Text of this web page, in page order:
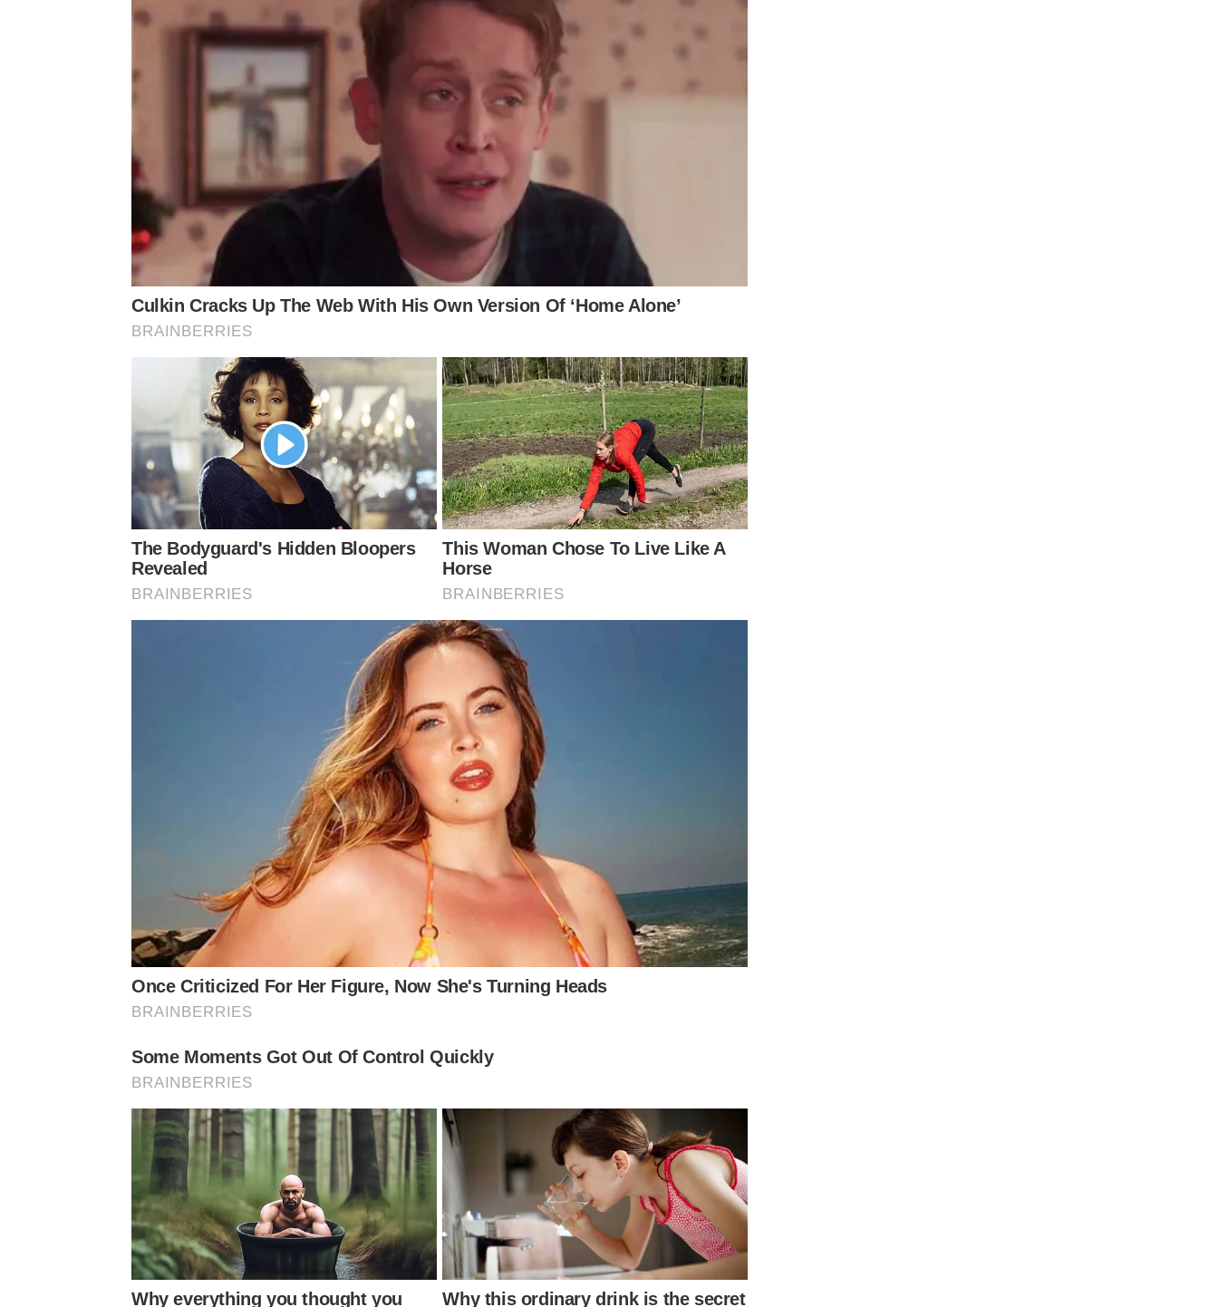
รักษาความสงบเรียบร้อย.
ข่าวที่น่าสนใจ
แม่คิ้ม อึงเลย!! ย้อนคลิปหมอบีไม่ออกรายการ ทายแม่นเกิน
ทรู คอร์ปอเรชั่น โดย ทรูปลูกปัญญา ผนึกมูลนิธิออทิสติกไทยและภาคีเครือข่าย เปิด “ศูนย์เรียนรู้ดิจิทัลระยอง” แห่ง
แรกนอกกรุงเทพฯ สร้างโอกาสใหม่เพิ่มทักษะให้เด็กพิเศษก้าวทันโลกอนาคตอย่างยั่งยืน
by TVPOOL ONLINE
Culkin Cracks Up The Web With His Own Version Of ‘Home Alone’
BRAINBERRIES
The Bodyguard's Hidden Bloopers
Revealed
BRAINBERRIES
This Woman Chose To Live Like A
Horse
BRAINBERRIES
Once Criticized For Her Figure, Now She's Turning Heads
BRAINBERRIES
Some Moments Got Out Of Control Quickly
BRAINBERRIES
Why everything you thought you Why this ordinary drink is the secret